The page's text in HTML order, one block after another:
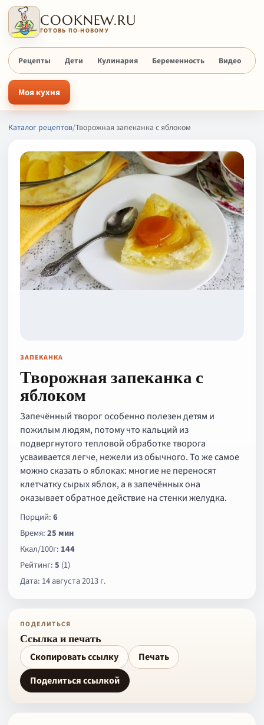
COOKNEW.RU
ГОТОВЬ ПО-НОВОМУ
Рецепты Дети Кулинария Беременность Видео
Моя кухня
Каталог рецептов/Творожная запеканка с яблоком
ЗАПЕКАНКА
Творожная запеканка с
яблоком
Запечённый творог особенно полезен детям и
пожилым людям, потому что кальций из
подвергнутого тепловой обработке творога
усваивается легче, нежели из обычного. То же самое
можно сказать о яблоках: многие не переносят
клетчатку сырых яблок, а в запечённых она
оказывает обратное действие на стенки желудка.
Порций:6
Время:25 мин
Ккал/100г: 144
Рейтинг:5 (1)
Дата: 14 августа 2013 г.
ПОДЕЛИТЬСЯ
Ссылка и печать
Скопировать ссылку
Печать
Поделиться ссылкой